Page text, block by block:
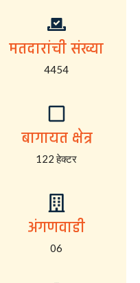
मतदारांची संख्या
4454
बागायत क्षेत्र
122 हेक्टर
अंगणवाडी
06